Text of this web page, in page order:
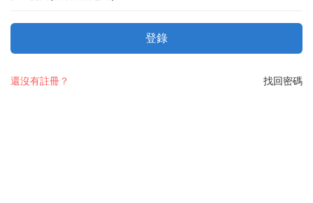
登錄
找回密碼
還沒有註冊？